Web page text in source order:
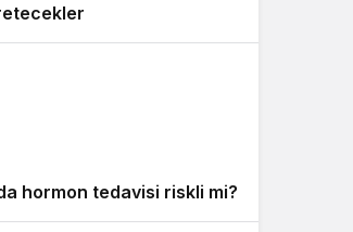
hormon tedavisi riskli mi?